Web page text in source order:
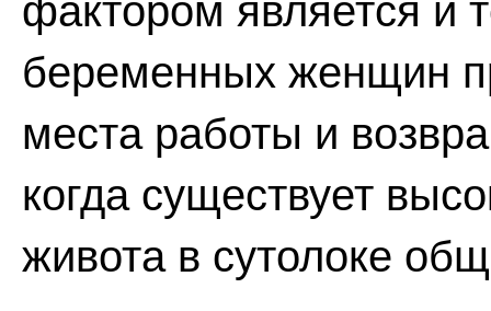
фактором является и
беременных женщин
места работы и
когда существует
живота в сутолоке